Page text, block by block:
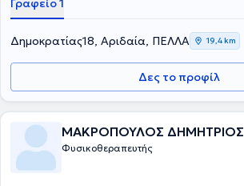
Γραφείο 1
Δημοκρατίας18, Αριδαία, ΠΕΛΛΑ 19,4 km
Δες το προφίλ
ΜΑΚΡΟΠΟΥΛΟΣ ΔΗΜΗΤΡΙΟΣ
Φυσικοθεραπευτής